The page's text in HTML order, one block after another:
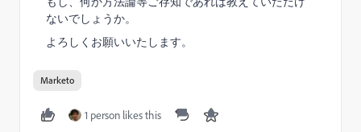
ないでしょうか。
よろしくお願いいたします。
Marketo
1 person likes this